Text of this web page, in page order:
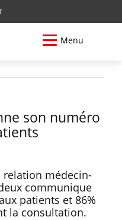
Menu
son numéro
médecin-
communique
patients et 86%
la consultation.